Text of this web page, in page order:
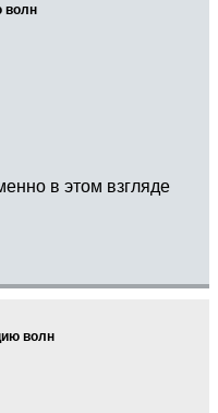
волн
в этом взгляде
волн